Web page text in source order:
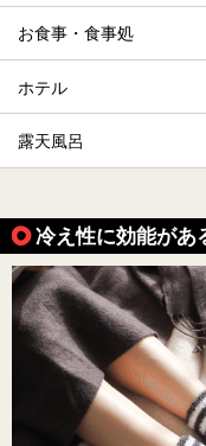
お食事・食事処
ホテル
露天風呂
冷え性に効能があ